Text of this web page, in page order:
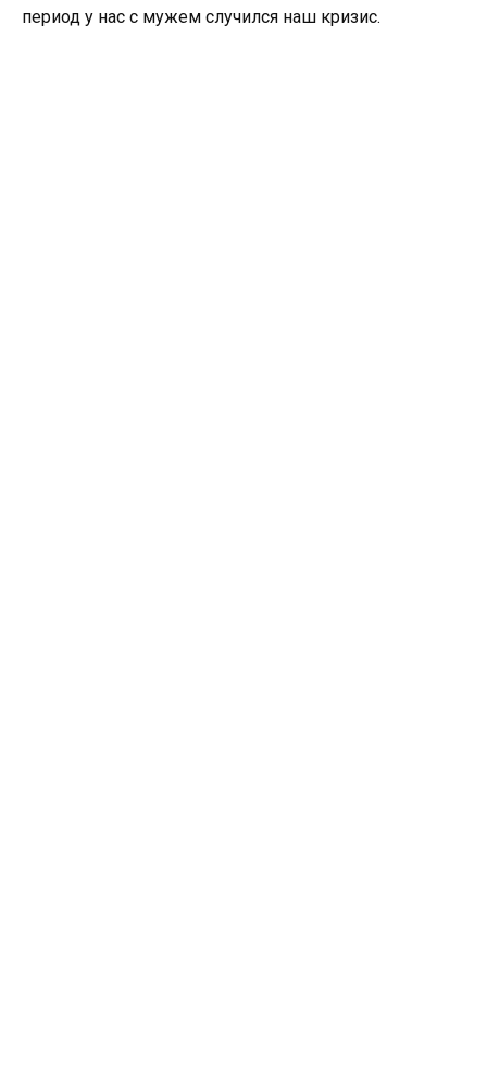
период у нас с мужем случился наш кризис.